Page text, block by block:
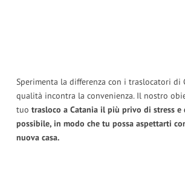
Sperimenta la differenza con i traslocatori di
qualità incontra la convenienza. Il nostro
tuo trasloco a Catania il più privo di stress e
possibile, in modo che tu possa aspettarti
nuova casa.